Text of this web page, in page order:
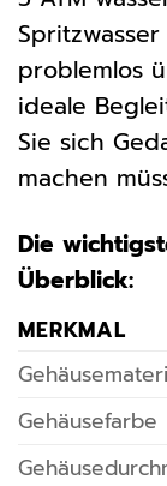
problemlos
ideale
Sie sich
machen
Die
Überblick:
MERKMAL
Gehäusefarbe